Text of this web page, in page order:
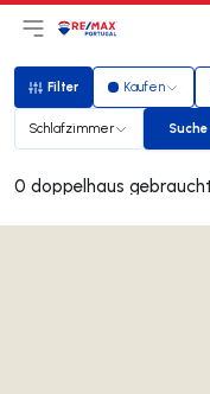
Hauptmenü öffnen
LogoZur Startseite
Filter
Filter Kaufen
Schlafzimmer